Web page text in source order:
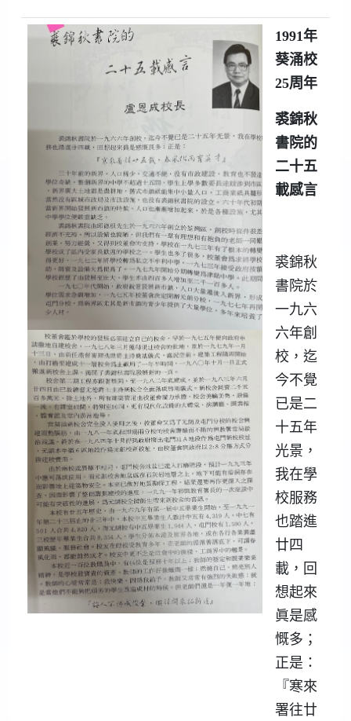
1991年
葵涌校
25周年
裘錦秋
書院的
二十五
載感言
裘錦秋
書院於
一九六
六年創
校，迄
今不覺
已是二
十五年
光景，
我在學
校服務
也踏進
廿四
載，回
想起來
眞是感
慨多；
正是：
『寒來
署往廿